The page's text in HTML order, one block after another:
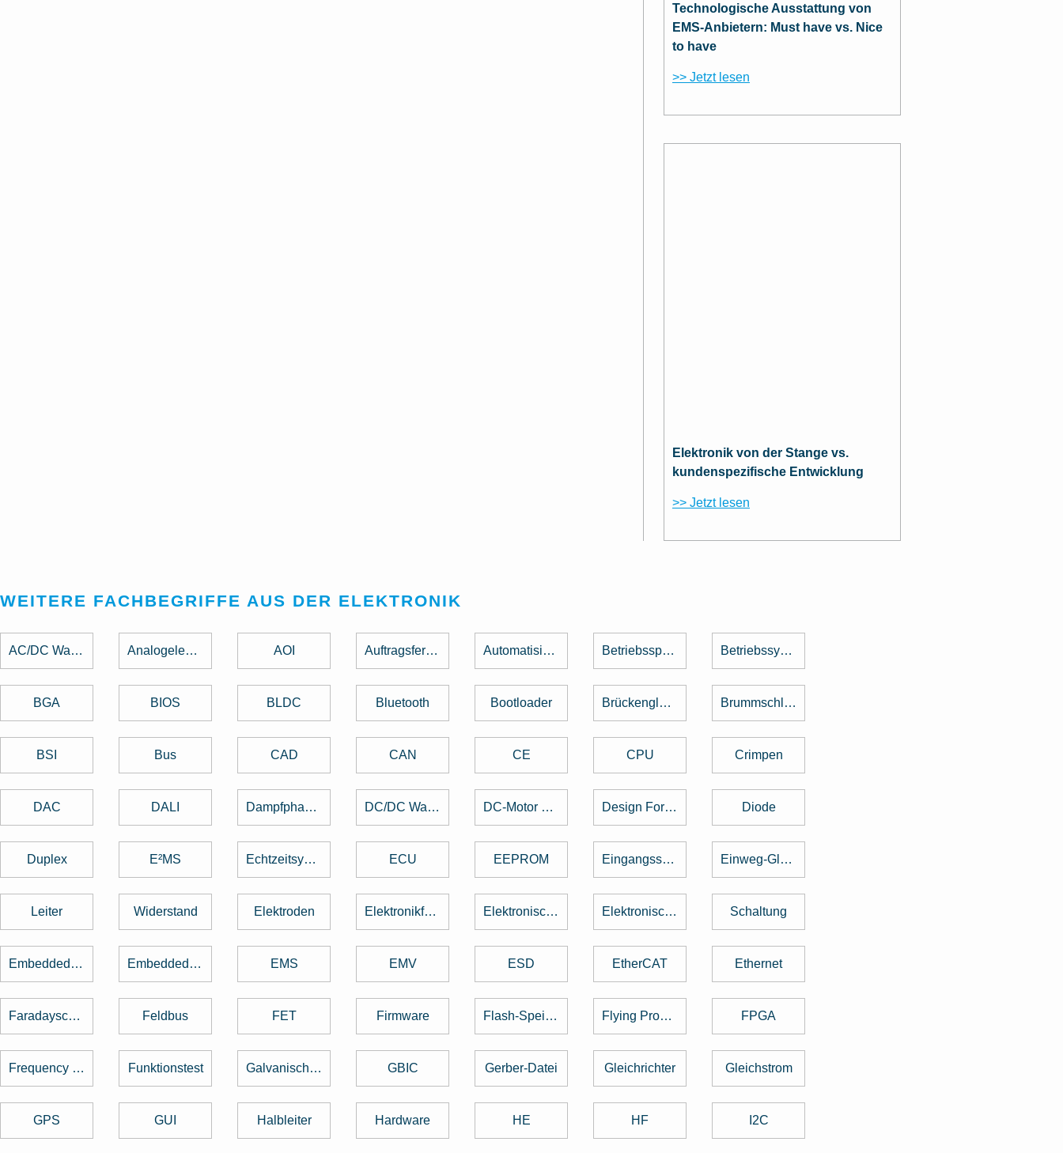
Technologische Ausstattung von
EMS-Anbietern: Must have vs. Nice
to have
>> Jetzt lesen
Elektronik von der Stange vs.
kundenspezifische Entwicklung
>> Jetzt lesen
WEITERE FACHBEGRIFFE AUS DER ELEKTRONIK
AC/DC Wandler Analogelektronik AOI Auftragsfertigung Automatisierung Betriebsspannung Betriebssystem
BGA BIOS BLDC Bluetooth Bootloader Brückengleichrichter Brummschleifen
BSI Bus CAD CAN CE CPU Crimpen
DAC DALI Dampfphasenlöten DC/DC Wandler DC-Motor brushed Design For Manufacturing Diode
Duplex E²MS Echtzeitsystem ECU EEPROM Eingangsspannung Einweg-Gleichrichter
Leiter Widerstand Elektroden Elektronikfertigung Elektronische Baugruppe Elektronische Bauteile Schaltung
Embedded Software Embedded System EMS EMV ESD EtherCAT Ethernet
Faradayscher Käfig Feldbus FET Firmware Flash-Speicher Flying Probe Test FPGA
Frequency Hopping Funktionstest Galvanische Trennung GBIC Gerber-Datei Gleichrichter Gleichstrom
GPS GUI Halbleiter Hardware HE HF I2C